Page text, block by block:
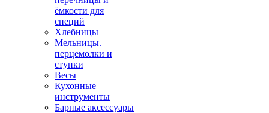
ёмкости для
специй
Хлебницы
Мельницы.
перцемолки и
ступки
Весы
Кухонные
инструменты
Барные аксессуары